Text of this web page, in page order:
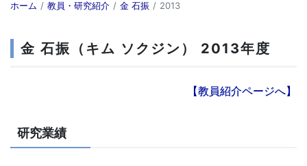
ホーム 教員・研究紹介 金 石振 2013
金 石振（キム ソクジン） 2013年度
【教員紹介ページへ】
研究業績